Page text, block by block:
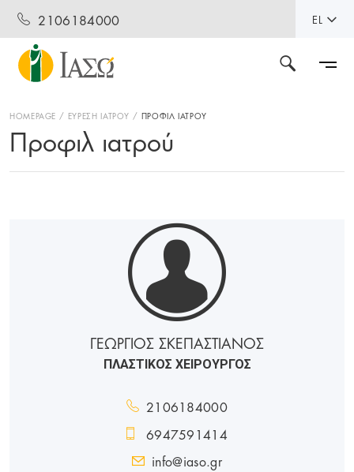
2106184000 EL
HOMEPAGE ΕΥΡΕΣΗ ΙΑΤΡΟΥ ΠΡΟΦΙΛ ΙΑΤΡΟΥ
Προφιλ ιατρού
ΓΕΩΡΓΙΟΣ ΣΚΕΠΑΣΤΙΑΝΟΣ
ΠΛΑΣΤΙΚΟΣ ΧΕΙΡΟΥΡΓΟΣ
2106184000
6947591414
info@iaso.gr